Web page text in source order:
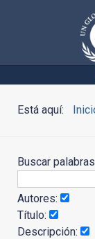
Está aquí:
Buscar
Autores:
Título:
Descripción: